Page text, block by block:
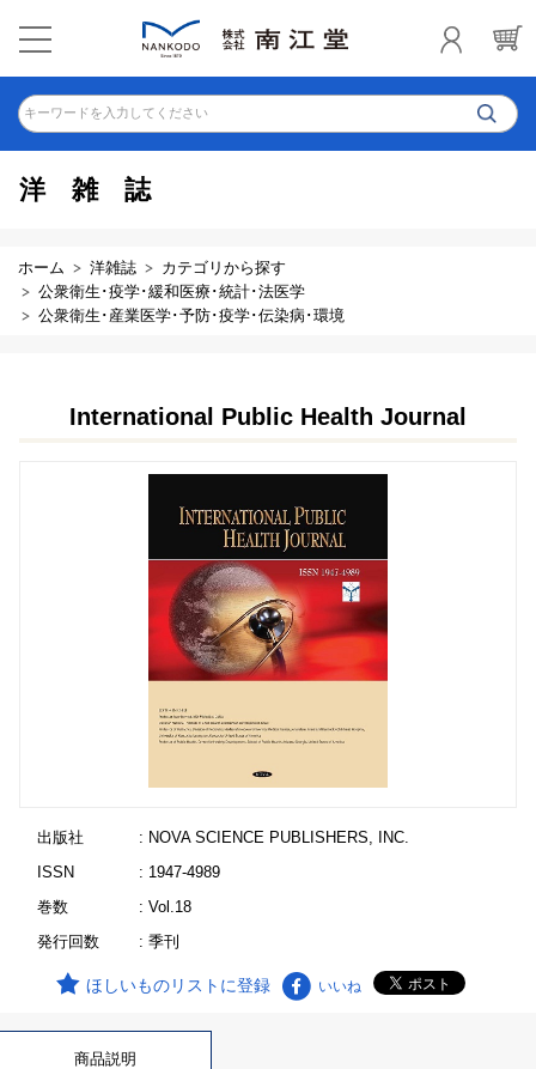
キーワードを入力してください
洋雑誌
ホーム 洋雑誌
カテゴリから探す
公衆衛生･疫学･緩和医療･統計･法医学
公衆衛生･産業医学･予防･疫学･伝染病･環境
International Public Health Journal
出版社
: NOVA SCIENCE PUBLISHERS, INC.
ISSN
: 1947-4989
巻数
: Vol.18
発行回数
: 季刊
ほしいものリストに登録 いいね
商品説明